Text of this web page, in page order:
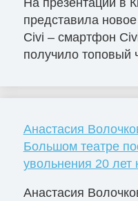
представила
Civi – смартфон
получило топовый
Анастасия
Большом театре
увольнения 20 лет
Анастасия